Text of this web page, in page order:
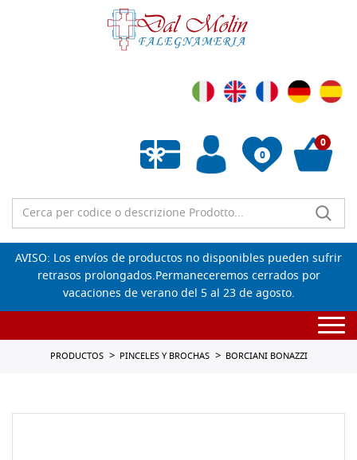
0
Lista de deseos vacía
0
AVISO: Los envíos de productos no disponibles pueden sufrir
retrasos prolongados.Permaneceremos cerrados por
vacaciones de verano del 5 al 23 de agosto.
PRODUCTOS PINCELES Y BROCHAS BORCIANI BONAZZI